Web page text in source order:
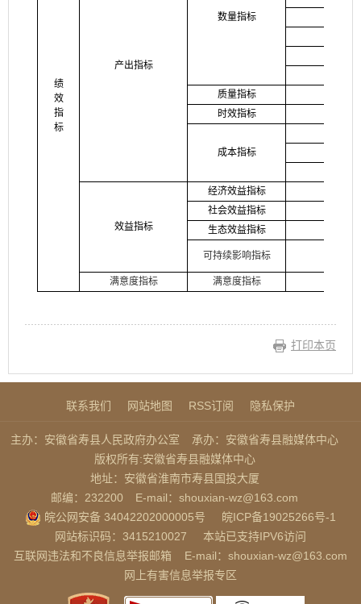
绩
效
指
标
产出指标
数量指标
质量指标
时效指标
成本指标
效益指标
经济效益指标
社会效益指标
生态效益指标
可持续影响指标
满意度指标 满意度指标
打印本页
联系我们 网站地图 RSS订阅 隐私保护
主办：安徽省寿县人民政府办公室
承办：安徽省寿县融媒体中心
版权所有:安徽省寿县融媒体中心
地址：安徽省淮南市寿县国投大厦
邮编：232200
E-mail：shouxian-wz@163.com
皖公网安备 34042202000005号
皖ICP备19025266号-1
网站标识码：3415210027
本站已支持IPV6访问
互联网违法和不良信息举报邮箱
E-mail：shouxian-wz@163.com
网上有害信息举报专区